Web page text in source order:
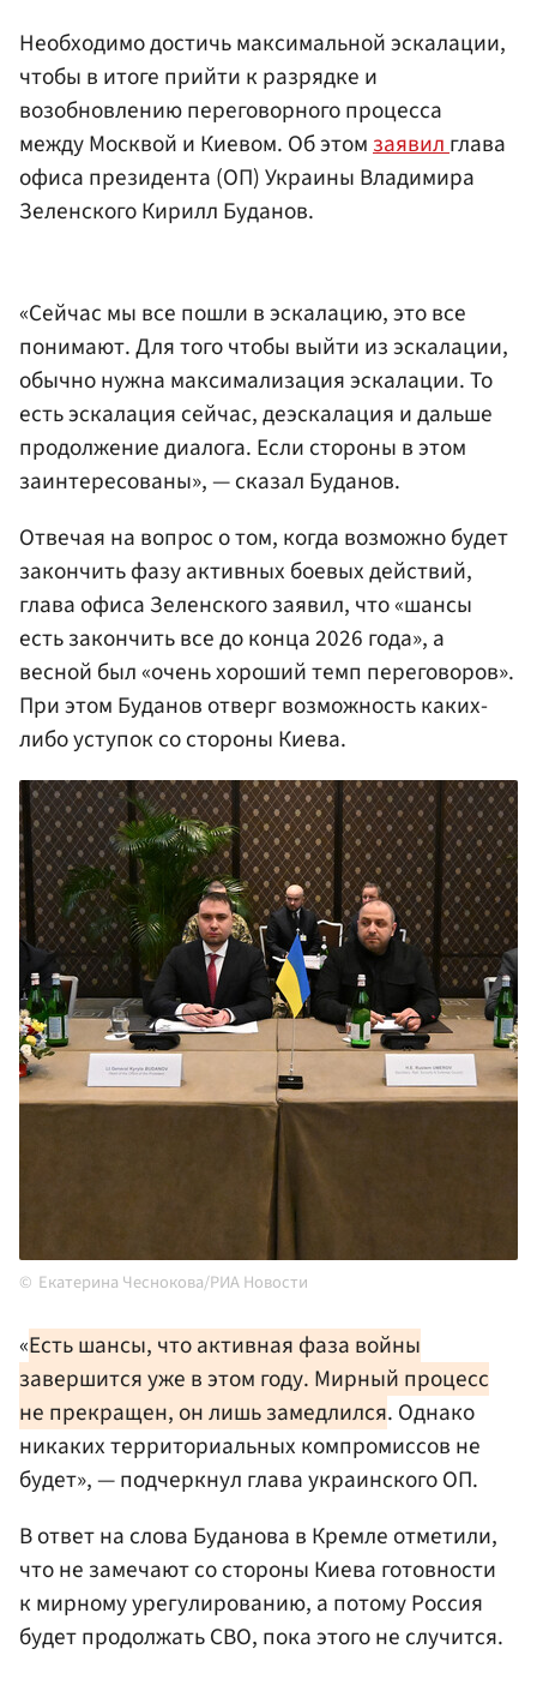
Необходимо достичь максимальной эскалации,
чтобы в итоге прийти к разрядке и
возобновлению переговорного процесса
между Москвой и Киевом. Об этомзаявилглава
офиса президента (ОП) Украины Владимира
Зеленского Кирилл Буданов.
«Сейчас мы все пошли в эскалацию, это все
понимают. Для того чтобы выйти из эскалации,
обычно нужна максимализация эскалации. То
есть эскалация сейчас, деэскалация и дальше
продолжение диалога. Если стороны в этом
заинтересованы», — сказал Буданов.
Отвечая на вопрос о том, когда возможно будет
закончить фазу активных боевых действий,
глава офиса Зеленского заявил, что «шансы
есть закончить все до конца 2026 года», а
весной был «очень хороший темп переговоров».
При этом Буданов отверг возможность каких-
либо уступок со стороны Киева.
Екатерина Чеснокова/РИА Новости
«Есть шансы, что активная фаза войны
завершится уже в этом году. Мирный процесс
не прекращен, он лишь замедлился. Однако
никаких территориальных компромиссов не
будет», — подчеркнул глава украинского ОП.
В ответ на слова Буданова в Кремле отметили,
что не замечают со стороны Киева готовности
к мирному урегулированию, а потому Россия
будет продолжать СВО, пока этого не случится.